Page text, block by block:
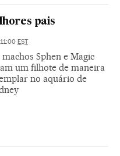
pais
EST
machos Sphen e Magic
um filhote de maneira
no aquário de